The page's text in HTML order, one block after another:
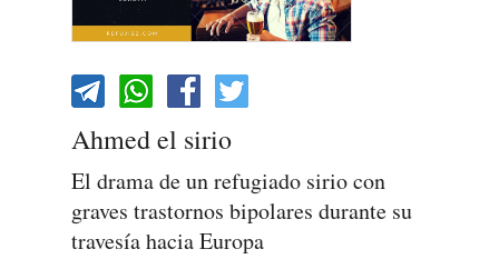
Ahmed el sirio
El drama de un refugiado sirio con
graves trastornos bipolares durante su
travesía hacia Europa